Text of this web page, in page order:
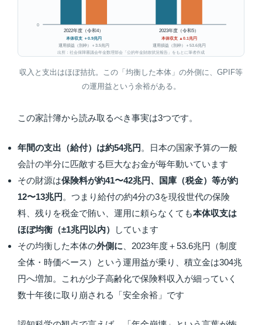
0
2022年度（令和4）
本体収支 ＋0.9兆円
運用損益（別枠）＋3.5兆円
2023年度（令和5）
本体収支 ▲0.1兆円
運用損益（別枠）＋53.6兆円
出所：社会保障審議会年金数理部会「公的年金財政状況報告」をもとに筆者作成
収入と支出はほぼ拮抗。この「均衡した本体」の外側に、GPIF等
の運用益という余裕がある。
この家計簿から読み取るべき事実は3つです。
年間の支出（給付）は約54兆円 。日本の国家予算の一般
会計の半分に匹敵する巨大なお金が毎年動いています
その財源は保険料が約41〜42兆円、国庫（税金）等が約
12〜13兆円 。つまり給付の約4分の3を現役世代の保険
料、残りを税金で賄い、運用に頼らなくても本体収支は
ほぼ均衡（±1兆円以内）
しています
その均衡した本体の外側に 、2023年度＋53.6兆円（制度
全体・時価ベース）という運用益が乗り、積立金は304兆
円へ増加。これが少子高齢化で保険料収入が細っていく
数十年後に取り崩される「安全余裕」です